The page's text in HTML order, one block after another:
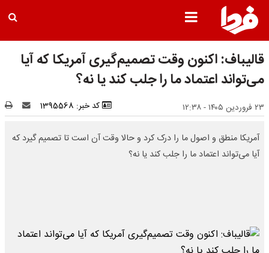
قالیباف: اکنون وقت تصمیم‌گیری آمریکا که آیا
می‌تواند اعتماد ما را جلب کند یا نه؟
۲۳ فروردین ۱۴۰۵ - ۱۲:۳۸ کد خبر: 1395568
آمریکا منطق و اصول ما را درک کرد و حالا وقت آن است تا تصمیم گیرد که
آیا می‌تواند اعتماد ما را جلب کند یا نه؟